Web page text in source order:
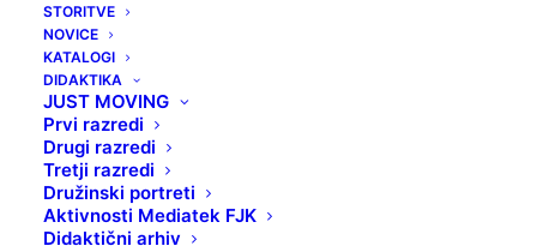
STORITVE
NOVICE
KATALOGI
DIDAKTIKA
JUST MOVING
Prvi razredi
Drugi razredi
Tretji razredi
Družinski portreti
Aktivnosti Mediatek FJK
Didaktični arhiv
PANCHO: PES
MILIJONAR
25 AVGUSTA, 2021